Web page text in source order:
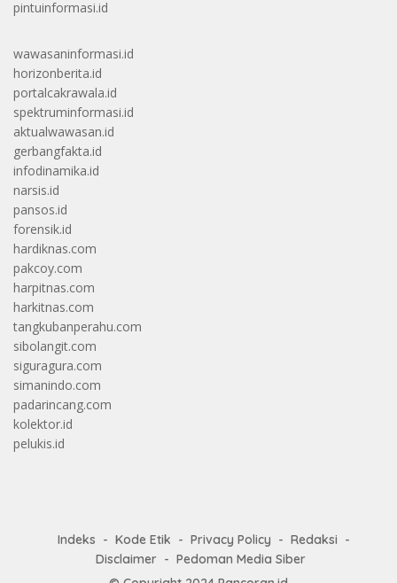
pintuinformasi.id
wawasaninformasi.id
horizonberita.id
portalcakrawala.id
spektruminformasi.id
aktualwawasan.id
gerbangfakta.id
infodinamika.id
narsis.id
pansos.id
forensik.id
hardiknas.com
pakcoy.com
harpitnas.com
harkitnas.com
tangkubanperahu.com
sibolangit.com
siguragura.com
simanindo.com
padarincang.com
kolektor.id
pelukis.id
Indeks Kode Etik Privacy Policy
Redaksi
Disclaimer
Pedoman Media Siber